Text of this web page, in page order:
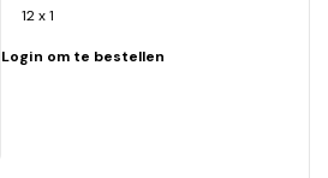
12 x 1
Login om te bestellen